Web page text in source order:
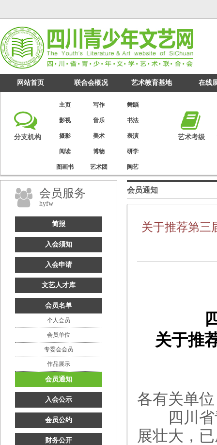
网站首页 联合会概况 艺术教育基地 在线
分支机构
主页 写作 舞蹈
影视 音乐 书法
摄影 美术 表演
阅读 博物 研学
图画书 艺术团 陶艺
艺术考级
会员服务
hyfw
简报
入会须知
入会申请
文艺人才库
会员名单
个人会员
会员单位
专委会会员
作品展示
会员通知
入会公示
会员公约
财务公开
会员通知
关于推荐第三
关于推
各有关单
四川省青
展壮大，